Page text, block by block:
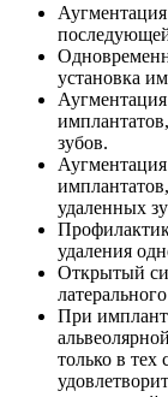
установка
зубов.
удаленных
удаления
Открытый
При
только в тех